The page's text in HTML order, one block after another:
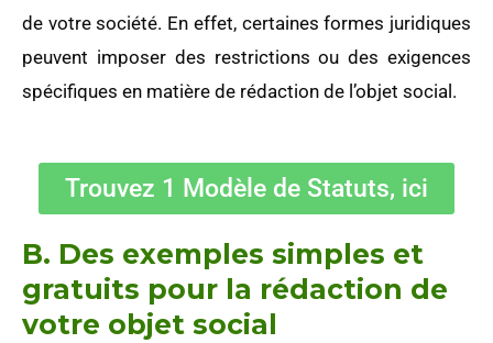
de votre société. En effet, certaines formes juridiques
peuvent imposer des restrictions ou des exigences
spécifiques en matière de rédaction de l’objet social.
Trouvez 1 Modèle de Statuts, ici
B. Des exemples simples et
gratuits pour la rédaction de
votre objet social